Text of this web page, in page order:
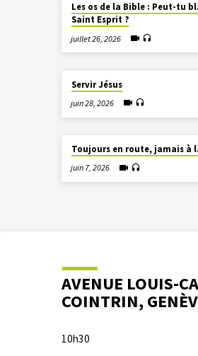
Les os de la Bible : Peut-tu
Saint Esprit ?
juillet 26, 2026
Servir Jésus
juin 28, 2026
Toujours en route, jamais à
juin 7, 2026
AVENUE LOUIS-
COINTRIN,
10h30